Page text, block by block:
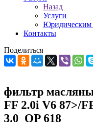
Назад
Услуги
Юридическим
Контакты
Поделиться
фильтр
FF 2.0i V6 87>/
3.0 OP 618